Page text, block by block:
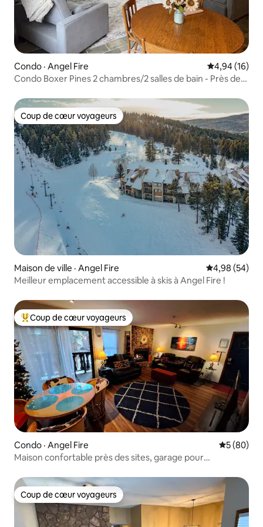
Condo · Angel Fire Note
4,94 (16)
Condo Boxer Pines 2 chambres/2 salles de bain - Près des
Coup de cœur voyageurs
Coup de cœur voyageurs
Maison de ville · Angel Fire Note
4,98 (54)
Meilleur emplacement accessible à skis à Angel Fire !
Coup de cœur voyageurs parmi les plus aimés
Coup de cœur voyageurs
Condo · Angel Fire Note
5 (80)
Maison confortable près des sites, garage pour
Coup de cœur voyageurs
Coup de cœur voyageurs